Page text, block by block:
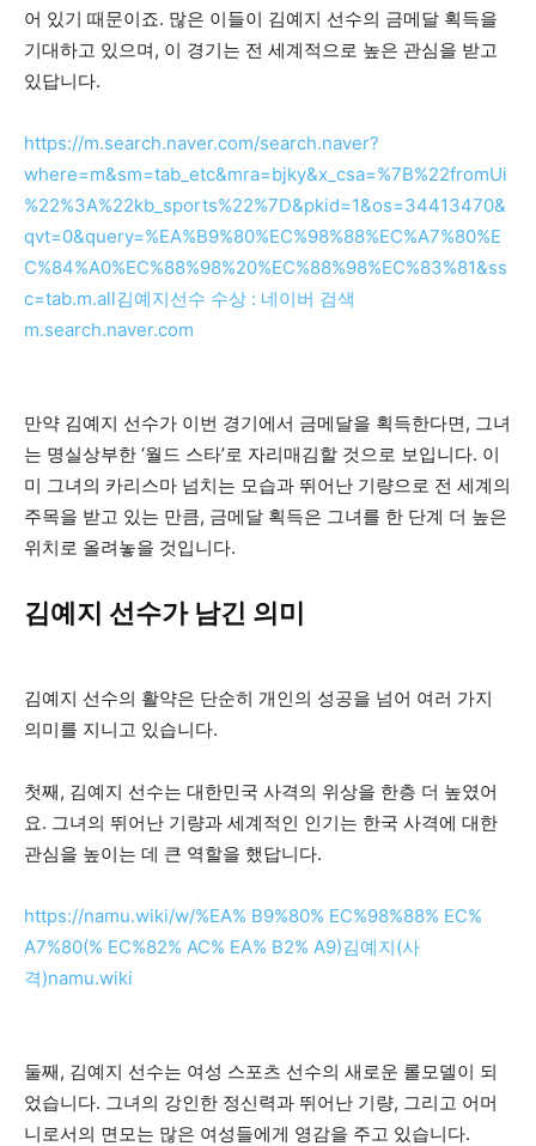
어 있기 때문이죠. 많은 이들이 김예지 선수의 금메달 획득을
기대하고 있으며, 이 경기는 전 세계적으로 높은 관심을 받고
있답니다.
https://m.search.naver.com/search.naver?
where=m&sm=tab_etc&mra=bjky&x_csa=%7B%22fromUi
%22%3A%22kb_sports%22%7D&pkid=1&os=34413470&
qvt=0&query=%EA%B9%80%EC%98%88%EC%A7%80%E
C%84%A0%EC%88%98%20%EC%88%98%EC%83%81&ss
c=tab.m.all김예지선수 수상 : 네이버 검색
m.search.naver.com
만약 김예지 선수가 이번 경기에서 금메달을 획득한다면, 그녀
는 명실상부한 ‘월드 스타’로 자리매김할 것으로 보입니다. 이
미 그녀의 카리스마 넘치는 모습과 뛰어난 기량으로 전 세계의
주목을 받고 있는 만큼, 금메달 획득은 그녀를 한 단계 더 높은
위치로 올려놓을 것입니다.
김예지 선수가 남긴 의미
김예지 선수의 활약은 단순히 개인의 성공을 넘어 여러 가지
의미를 지니고 있습니다.
첫째, 김예지 선수는 대한민국 사격의 위상을 한층 더 높였어
요. 그녀의 뛰어난 기량과 세계적인 인기는 한국 사격에 대한
관심을 높이는 데 큰 역할을 했답니다.
https://namu.wiki/w/%EA% B9%80% EC%98%88% EC%
A7%80(% EC%82% AC% EA% B2% A9)김예지(사
격)namu.wiki
둘째, 김예지 선수는 여성 스포츠 선수의 새로운 롤모델이 되
었습니다. 그녀의 강인한 정신력과 뛰어난 기량, 그리고 어머
니로서의 면모는 많은 여성들에게 영감을 주고 있습니다.